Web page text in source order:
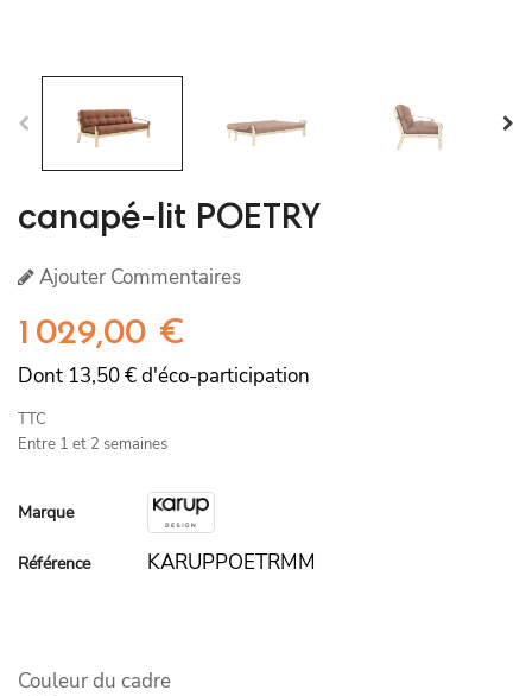
canapé-lit POETRY
Ajouter Commentaires
1 029,00 €
Dont 13,50 € d'éco-participation
TTC
Entre 1 et 2 semaines
Marque
Référence KARUPPOETRMM
Couleur du cadre